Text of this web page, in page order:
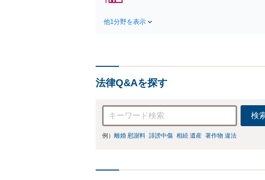
他1分野を表示
法律Q&Aを探す
検
例） 離婚 慰謝料 誹謗中傷 相続 遺産 著作物 違法